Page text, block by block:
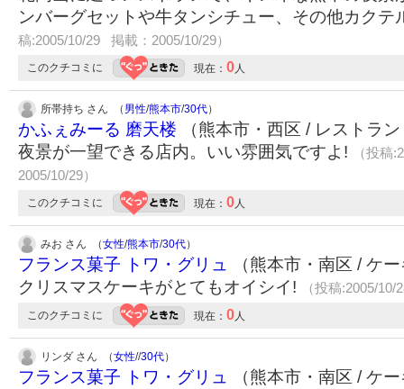
ンバーグセットや牛タンシチュー、その他カク
稿:2005/10/29 掲載：2005/10/29）
このクチコミに 現在： 0人
所帯持ち さん （ 男性/熊本市/30代）
かふぇみーる 磨天楼 （熊本市・西区 / レストラ
夜景が一望できる店内。いい雰囲気ですよ!
（投稿
2005/10/29）
このクチコミに 現在： 0人
みお さん （女性/熊本市/30代）
フランス菓子 トワ・グリュ
（熊本市・南区 / ケ
クリスマスケーキがとてもオイシイ!
（投稿:2005/
このクチコミに 現在： 0人
リンダ さん （女性//30代）
フランス菓子 トワ・グリュ
（熊本市・南区 / ケ